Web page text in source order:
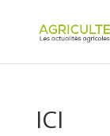
ICI